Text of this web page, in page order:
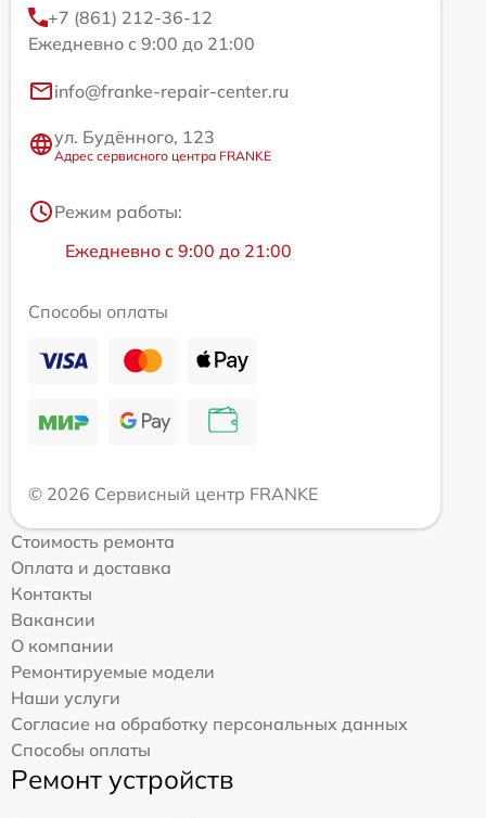
+7 (861) 212-36-12
Ежедневно с 9:00 до 21:00
info@franke-repair-center.ru
ул. Будённого, 123
Адрес сервисного центра FRANKE
Режим работы:
Ежедневно с 9:00 до 21:00
Способы оплаты
© 2026 Сервисный центр FRANKE
Стоимость ремонта
Оплата и доставка
Контакты
Вакансии
О компании
Ремонтируемые модели
Наши услуги
Согласие на обработку персональных данных
Способы оплаты
Ремонт устройств